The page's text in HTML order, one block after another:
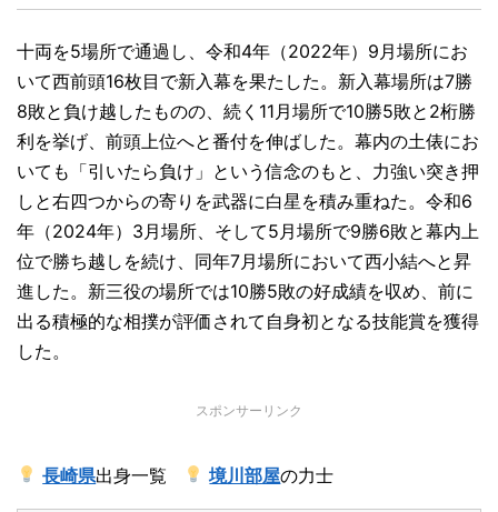
十両を5場所で通過し、令和4年（2022年）9月場所にお
いて西前頭16枚目で新入幕を果たした。新入幕場所は7勝
8敗と負け越したものの、続く11月場所で10勝5敗と2桁勝
利を挙げ、前頭上位へと番付を伸ばした。幕内の土俵にお
いても「引いたら負け」という信念のもと、力強い突き押
しと右四つからの寄りを武器に白星を積み重ねた。令和6
年（2024年）3月場所、そして5月場所で9勝6敗と幕内上
位で勝ち越しを続け、同年7月場所において西小結へと昇
進した。新三役の場所では10勝5敗の好成績を収め、前に
出る積極的な相撲が評価されて自身初となる技能賞を獲得
した。
スポンサーリンク
長崎県出身一覧 境川部屋の力士